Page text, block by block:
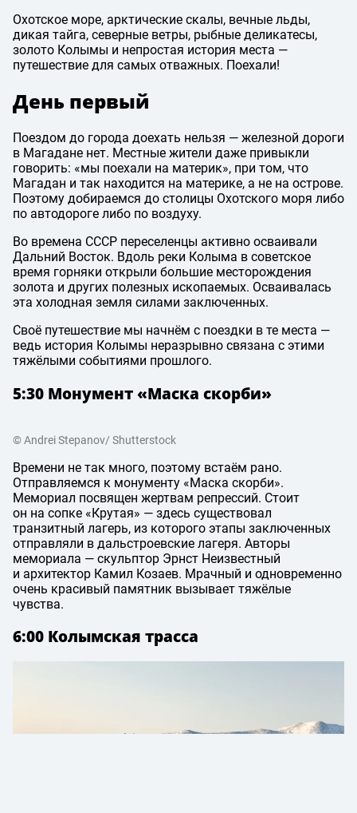
Охотское море, арктические скалы, вечные льды,
дикая тайга, северные ветры, рыбные деликатесы,
золото Колымы и непростая история места —
путешествие для самых отважных. Поехали!
День первый
Поездом до города доехать нельзя — железной дороги
в Магадане нет. Местные жители даже привыкли
говорить: «мы поехали на материк», при том, что
Магадан и так находится на материке, а не на острове.
Поэтому добираемся до столицы Охотского моря либо
по автодороге либо по воздуху.
Во времена СССР переселенцы активно осваивали
Дальний Восток. Вдоль реки Колыма в советское
время горняки открыли большие месторождения
золота и других полезных ископаемых. Осваивалась
эта холодная земля силами заключенных.
Своё путешествие мы начнём с поездки в те места —
ведь история Колымы неразрывно связана с этими
тяжёлыми событиями прошлого.
5:30 Монумент «Маска скорби»
© Andrei Stepanov/ Shutterstock
Времени не так много, поэтому встаём рано.
Отправляемся к монументу «Маска скорби».
Мемориал посвящен жертвам репрессий. Стоит
он на сопке «Крутая» — здесь существовал
транзитный лагерь, из которого этапы заключенных
отправляли в дальстроевские лагеря. Авторы
мемориала — скульптор Эрнст Неизвестный
и архитектор Камил Козаев. Мрачный и одновременно
очень красивый памятник вызывает тяжёлые
чувства.
6:00 Колымская трасса